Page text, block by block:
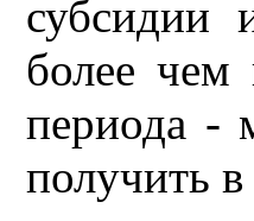
субсидии
более чем
периода -
получить